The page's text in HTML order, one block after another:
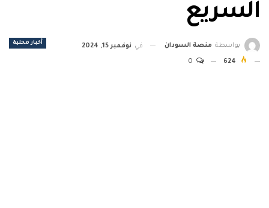
السريع
أخبار محلية بواسطة منصة السودان في نوفمبر 15, 2024
624